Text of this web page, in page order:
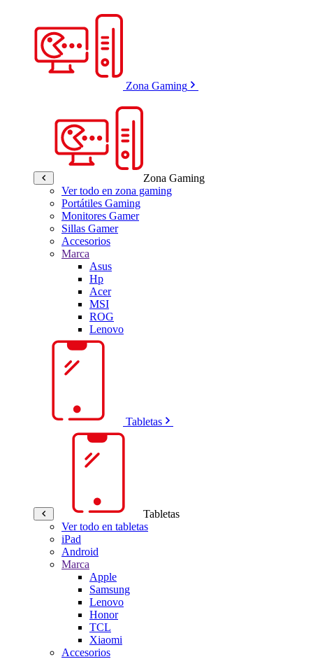
Zona Gaming
Zona Gaming
Ver todo en zona gaming
Portátiles Gaming
Monitores Gamer
Sillas Gamer
Accesorios
Marca
Asus
Hp
Acer
MSI
ROG
Lenovo
Tabletas
Tabletas
Ver todo en tabletas
iPad
Android
Marca
Apple
Samsung
Lenovo
Honor
TCL
Xiaomi
Accesorios